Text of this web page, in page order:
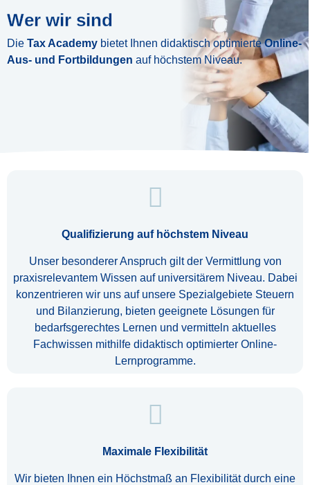
Wer wir sind
Die Tax Academy bietet Ihnen didaktisch optimierteOnline-
Aus- und Fortbildungen auf höchstem Niveau.
Qualifizierung auf höchstem Niveau
Unser besonderer Anspruch gilt der Vermittlung von
praxisrelevantem Wissen auf universitärem Niveau. Dabei
konzentrieren wir uns auf unsere Spezialgebiete Steuern
und Bilanzierung, bieten geeignete Lösungen für
bedarfsgerechtes Lernen und vermitteln aktuelles
Fachwissen mithilfe didaktisch optimierter Online-
Lernprogramme.
Maximale Flexibilität
Wir bieten Ihnen ein Höchstmaß an Flexibilität durch eine